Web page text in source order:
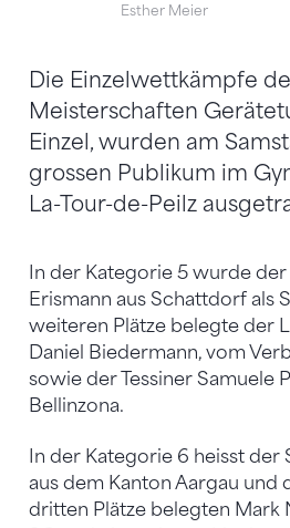
Esther Meier
Die Einzelwettkämpfe
Meisterschaften
Einzel, wurden am
grossen Publikum im
La-Tour-de-Peilz
In der Kategorie 5 wurde
Erismann aus Schattdorf als
weiteren Plätze belegte der
Daniel Biedermann, vom
sowie der Tessiner Samuele
Bellinzona.
In der Kategorie 6 heisst der
aus dem Kanton Aargau und
dritten Plätze belegten Mark